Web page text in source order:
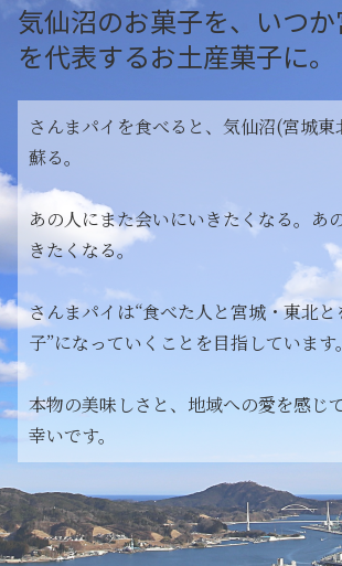
気仙沼のお菓子を、いつ
を代表するお土産菓子に。
さんまパイを食べると、気仙沼(宮城
蘇る。
あの人にまた会いにいきたくなる。あ
きたくなる。
さんまパイは“食べた人と宮城・東北
子”になっていくことを目指しています。
本物の美味しさと、地域への愛を感じ
幸いです。